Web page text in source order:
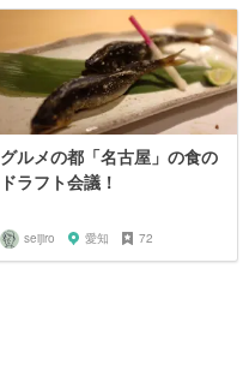
グルメの都「名古屋」の食の
ドラフト会議！
seijiro 愛知 72